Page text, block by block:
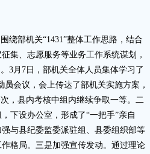
绕部机关“1431”整体工作思路，结合
集、志愿服务等业务工作系统谋划，
3月7日，部机关全体人员集体学习了
员会议，会上传达了部机关实施方案，
，县内考核中组内继续争取一等。二
下设办公室，形成了“一把手”亲自
与县纪委监委派驻组、县委组织部等
格局。三是加强宣传发动。通过理论